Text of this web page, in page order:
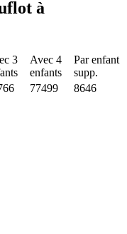
à
3
Avec 4
enfants
Par enfant
supp.
77499 8646